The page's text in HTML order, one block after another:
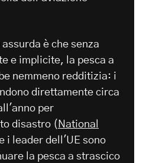
è che senza
e implicite, la pesca a
nemmeno redditizia: i
direttamente circa
per
disastro ( National
i leader dell'UE sono
la pesca a strascico